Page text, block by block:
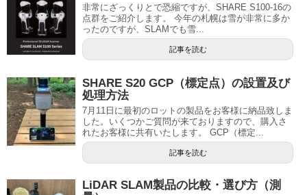
非常にざっくりとで恐縮ですが、SHARE S100-16の
点群をご紹介します。 今年の札幌は雪が非常に多か
ったのですが、SLAMでも雪...
記事を読む
SHARE S20 GCP（標定点）の設置及び
処理方法
7月11日に最初のロットの製品をお客様に納品致しま
した。いくつかご質問が来ておりますので、購入さ
れたお客様に共有いたします。 GCP（標定...
記事を読む
LiDAR SLAM製品の比較・選び方（測